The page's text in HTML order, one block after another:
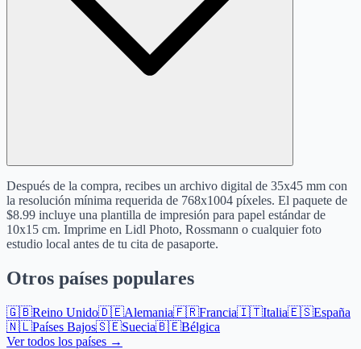
Después de la compra, recibes un archivo digital de 35x45 mm con
la resolución mínima requerida de 768x1004 píxeles. El paquete de
$8.99 incluye una plantilla de impresión para papel estándar de
10x15 cm. Imprime en Lidl Photo, Rossmann o cualquier foto
estudio local antes de tu cita de pasaporte.
Otros países populares
🇬🇧Reino Unido🇩🇪Alemania🇫🇷Francia🇮🇹Italia🇪🇸España
🇳🇱Países Bajos🇸🇪Suecia🇧🇪Bélgica
Ver todos los países →